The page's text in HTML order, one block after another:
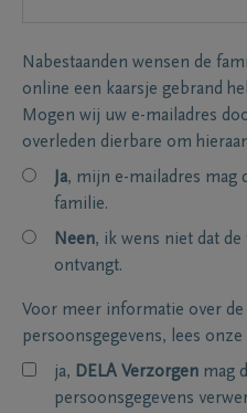
Nabestaanden wensen de
online een kaarsje gebrand
Mogen wij uw e-mailadres
overleden dierbare om
Ja, mijn e-mailadres mag
familie.
Neen, ik wens niet dat
ontvangt.
Voor meer informatie over
persoonsgegevens, lees onze
ja, DELA Verzorgen mag
persoonsgegevens